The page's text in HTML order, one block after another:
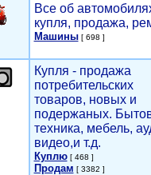
Все об
купля, продажа,
Машины[ 698 ]
Купля - продажа
потребительских
товаров, новых и
подержаных.
техника, мебель,
видео,и т.д.
Куплю[ 468 ]
Продам [ 3382 ]